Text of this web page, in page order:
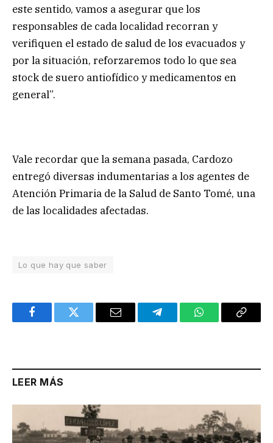
este sentido, vamos a asegurar que los
responsables de cada localidad recorran y
verifiquen el estado de salud de los evacuados y
por la situación, reforzaremos todo lo que sea
stock de suero antiofídico y medicamentos en
general”.
Vale recordar que la semana pasada, Cardozo
entregó diversas indumentarias a los agentes de
Atención Primaria de la Salud de Santo Tomé, una
de las localidades afectadas.
Lo que hay que saber
FacebookTwitter Email TelegramWhatsAppCopy
LEER MÁS